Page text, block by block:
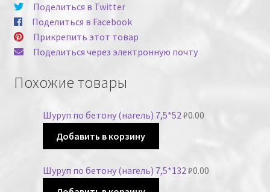
Поделиться в Twitter
Поделиться в Facebook
Прикрепить этот товар
Поделиться через электронную почту
Похожие товары
Шуруп по бетону (нагель) 7,5*52 ₽0.00
Добавить в корзину
Шуруп по бетону (нагель) 7,5*132₽0.00